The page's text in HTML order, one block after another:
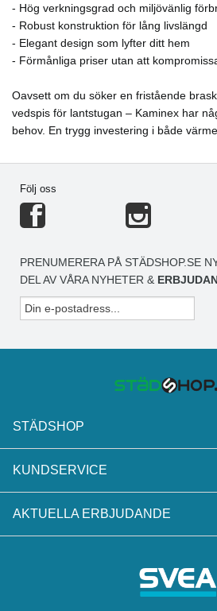
- Hög verkningsgrad och miljövänlig
- Robust konstruktion för lång livslängd
- Elegant design som lyfter ditt hem
- Förmånliga priser utan att
Oavsett om du söker en fristående
vedspis för lantstugan – Kaminex har
behov. En trygg investering i både
Följ oss
PRENUMERERA PÅ STÄDSHOP.SE
DEL AV VÅRA NYHETER &
STÄDSHOP
KUNDSERVICE
AKTUELLA ERBJUDANDE